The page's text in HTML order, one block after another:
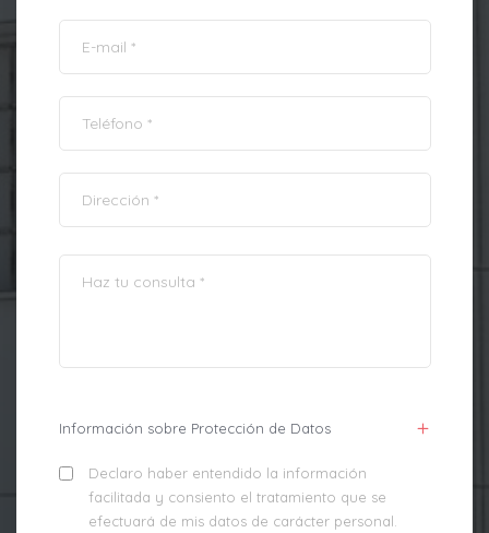
Información sobre Protección de Datos
Declaro haber entendido la información
facilitada y consiento el tratamiento que se
efectuará de mis datos de carácter personal.